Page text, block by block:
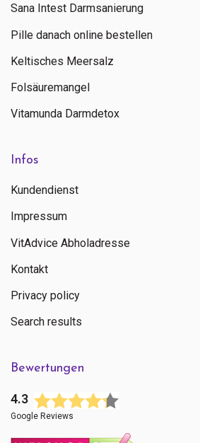
Sana Intest Darmsanierung
Pille danach online bestellen
Keltisches Meersalz
Folsäuremangel
Vitamunda Darmdetox
Infos
Kundendienst
Impressum
VitAdvice Abholadresse
Kontakt
Privacy policy
Search results
Bewertungen
4.3
Google Reviews